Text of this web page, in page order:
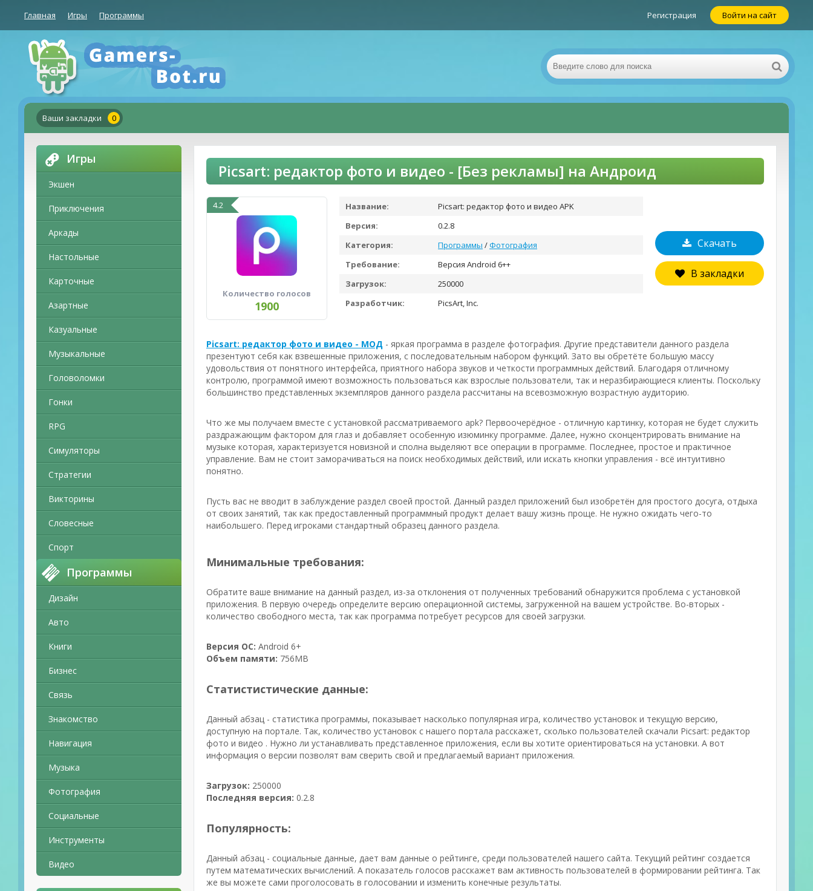
Главная Игры Программы Регистрация Войти на сайт
Ваши закладки 0
Игры
Экшен
Приключения
Аркады
Настольные
Карточные
Азартные
Казуальные
Музыкальные
Головоломки
Гонки
RPG
Симуляторы
Стратегии
Викторины
Словесные
Спорт
Программы
Дизайн
Авто
Книги
Бизнес
Связь
Знакомство
Навигация
Музыка
Фотография
Социальные
Инструменты
Видео
Picsart: редактор фото и видео - [Без рекламы] на Андроид
4.2
Количество голосов
1900
Скачать
В закладки
Название:
Picsart: редактор фото и видео APK
Версия:
0.2.8
Категория:
Программы /Фотография
Требование:
Версия Android 6++
Загрузок:
250000
Разработчик:
PicsArt, Inc.
Picsart: редактор фото и видео - МОД - яркая программа в разделе фотография. Другие представители данного раздела
презентуют себя как взвешенные приложения, с последовательным набором функций. Зато вы обретёте большую массу
удовольствия от понятного интерфейса, приятного набора звуков и четкости программных действий. Благодаря отличному
контролю, программой имеют возможность пользоваться как взрослые пользователи, так и неразбирающиеся клиенты. Поскольку
большинство представленных экземпляров данного раздела рассчитаны на всевозможную возрастную аудиторию.
Что же мы получаем вместе с установкой рассматриваемого apk? Первоочерёдное - отличную картинку, которая не будет служить
раздражающим фактором для глаз и добавляет особенную изюминку программе. Далее, нужно сконцентрировать внимание на
музыке которая, характеризуется новизной и сполна выделяют все операции в программе. Последнее, простое и практичное
управление. Вам не стоит заморачиваться на поиск необходимых действий, или искать кнопки управления - всё интуитивно
понятно.
Пусть вас не вводит в заблуждение раздел своей простой. Данный раздел приложений был изобретён для простого досуга, отдыха
от своих занятий, так как предоставленный программный продукт делает вашу жизнь проще. Не нужно ожидать чего-то
наибольшего. Перед игроками стандартный образец данного раздела.
Минимальные требования:
Обратите ваше внимание на данный раздел, из-за отклонения от полученных требований обнаружится проблема с установкой
приложения. В первую очередь определите версию операционной системы, загруженной на вашем устройстве. Во-вторых -
количество свободного места, так как программа потребует ресурсов для своей загрузки.
Версия ОС: Android 6+
Объем памяти: 756MB
Статистистические данные:
Данный абзац - статистика программы, показывает насколько популярная игра, количество установок и текущую версию,
доступную на портале. Так, количество установок с нашего портала расскажет, сколько пользователей скачали Picsart: редактор
фото и видео . Нужно ли устанавливать представленное приложения, если вы хотите ориентироваться на установки. А вот
информация о версии позволят вам сверить свой и предлагаемый вариант приложения.
Загрузок: 250000
Последняя версия: 0.2.8
Популярность:
Данный абзац - социальные данные, дает вам данные о рейтинге, среди пользователей нашего сайта. Текущий рейтинг создается
путем математических вычислений. А показатель голосов расскажет вам активность пользователей в формировании рейтинга. Так
же вы можете сами проголосовать в голосовании и изменить конечные результаты.